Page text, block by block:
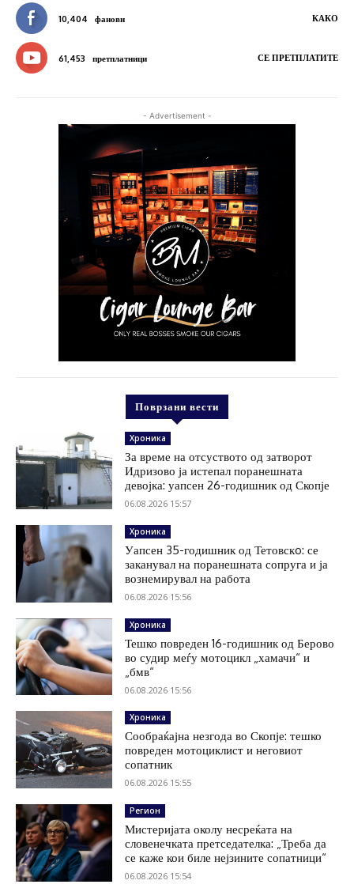
10,404 фанови КАКО
61,453 претплатници СЕ ПРЕТПЛАТИТЕ
- Advertisement -
Поврзани вести
Хроника
За време на отсуството од затворот
Идризово ја истепал поранешната
девојка: уапсен 26-годишник од Скопје
06.08.2026 15:57
Хроника
Уапсен 35-годишник од Тетовскo: се
заканувал на поранешната сопруга и ја
вознемирувал на работа
06.08.2026 15:56
Хроника
Тешко повреден 16-годишник од Берово
во судир меѓу мотоцикл „хамачи“ и
„бмв“
06.08.2026 15:56
Хроника
Сообраќајна незгода во Скопје: тешко
повреден мотоциклист и неговиот
сопатник
06.08.2026 15:55
Регион
Мистеријата околу несреќата на
словенечката претседателка: „Треба да
се каже кои биле нејзините сопатници“
06.08.2026 15:54